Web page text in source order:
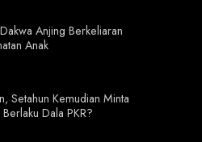
Anjing Berkeliaran
Anak
Setahun Kemudian Minta
Dala PKR?